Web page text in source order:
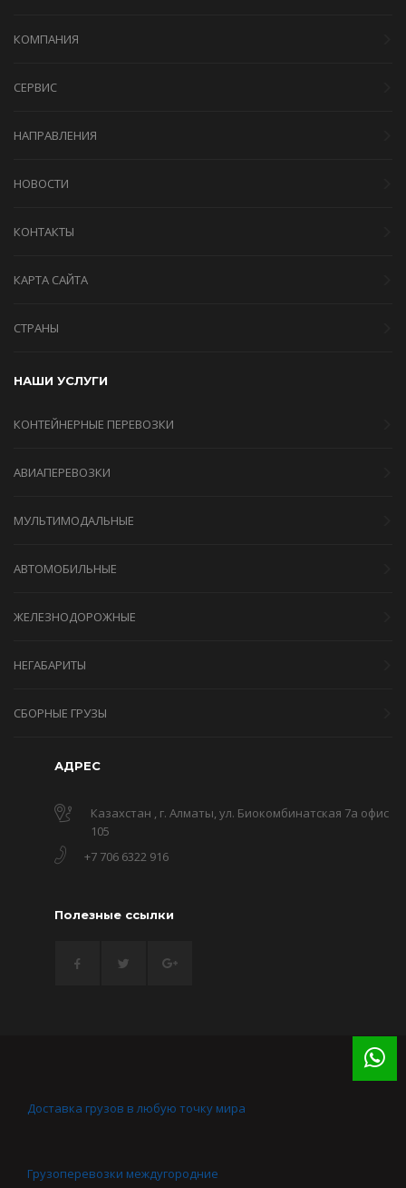
КОМПАНИЯ
СЕРВИС
НАПРАВЛЕНИЯ
НОВОСТИ
КОНТАКТЫ
КАРТА САЙТА
СТРАНЫ
НАШИ УСЛУГИ
КОНТЕЙНЕРНЫЕ ПЕРЕВОЗКИ
АВИАПЕРЕВОЗКИ
МУЛЬТИМОДАЛЬНЫЕ
АВТОМОБИЛЬНЫЕ
ЖЕЛЕЗНОДОРОЖНЫЕ
НЕГАБАРИТЫ
СБОРНЫЕ ГРУЗЫ
АДРЕС
Казахстан , г. Алматы, ул. Биокомбинатская 7а офис
105
+7 706 6322 916
Полезные ссылки
Доставка грузов в любую точку мира
Грузоперевозки междугородние